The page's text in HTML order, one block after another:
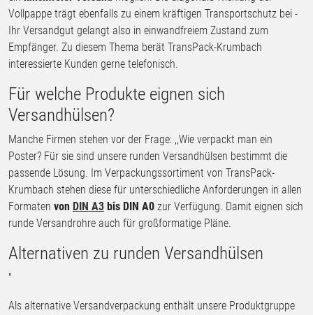
Vollpappe trägt ebenfalls zu einem kräftigen Transportschutz bei -
Ihr Versandgut gelangt also in einwandfreiem Zustand zum
Empfänger. Zu diesem Thema berät TransPack-Krumbach
interessierte Kunden gerne telefonisch.
Für welche Produkte eignen sich
Versandhülsen?
Manche Firmen stehen vor der Frage: ,,Wie verpackt man ein
Poster? Für sie sind unsere runden Versandhülsen bestimmt die
passende Lösung. Im Verpackungssortiment von TransPack-
Krumbach stehen diese für unterschiedliche Anforderungen in allen
Formaten von DIN A3 bis DIN A0 zur Verfügung. Damit eignen sich
runde Versandrohre auch für großformatige Pläne.
Alternativen zu runden Versandhülsen
"
Als alternative Versandverpackung enthält unsere Produktgruppe